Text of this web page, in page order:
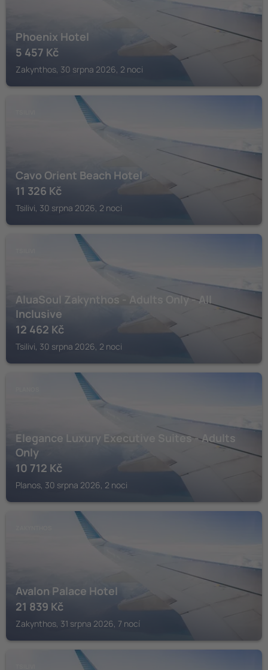
Phoenix Hotel
5 457 Kč
Zakynthos, 30 srpna 2026, 2 noci
Cavo Orient Beach Hotel
11 326 Kč
Tsilivi, 30 srpna 2026, 2 noci
AluaSoul Zakynthos - Adults Only - All
Inclusive
12 462 Kč
Tsilivi, 30 srpna 2026, 2 noci
Elegance Luxury Executive Suites - Adults
Only
10 712 Kč
Planos, 30 srpna 2026, 2 noci
Avalon Palace Hotel
21 839 Kč
Zakynthos, 31 srpna 2026, 7 nocí